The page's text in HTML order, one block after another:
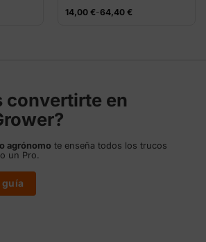
14,00 €-64,40 €
Rango
convertirte en
agrónomo te enseña todos los trucos
un Pro.
guía